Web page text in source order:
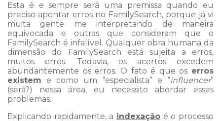
Esta é e sempre será uma premissa quando eu
preciso apontar erros no FamilySearch, porque já vi
muita gente me interpretando de maneira
equivocada e outras que consideram que o
FamilySearch é infalível. Qualquer obra humana da
dimensão do FamilySearch está sujeita a erros,
muitos erros. Todavia, os acertos excedem
abundantemente os erros. O fato é que os erros
existem e como um “especialista” e “influencer”
(será?) nessa área, eu necessito abordar esses
problemas.
Explicando rapidamente, a indexação é o processo